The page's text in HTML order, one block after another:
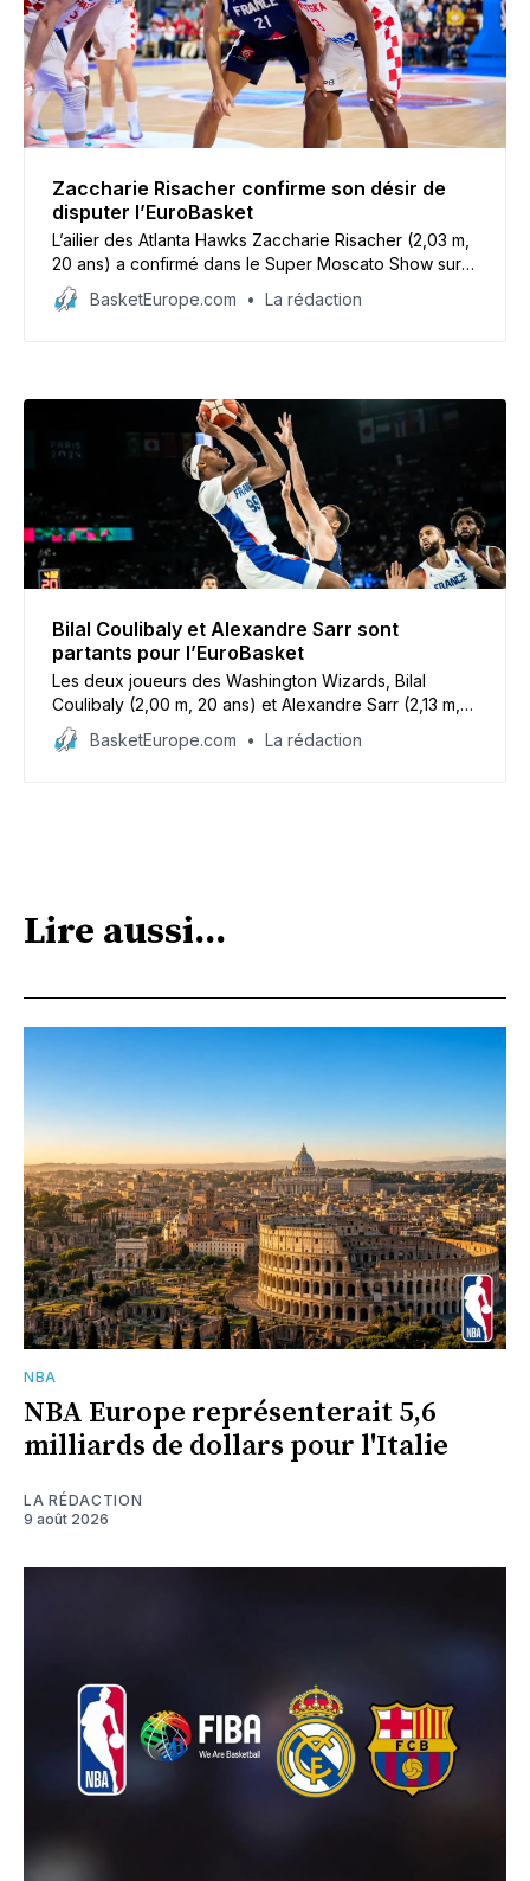
Zaccharie Risacher confirme son désir de
disputer l’EuroBasket
L’ailier des Atlanta Hawks Zaccharie Risacher (2,03 m,
20 ans) a confirmé dans le Super Moscato Show sur
RMC qu’il est à la disposition de l’équipe de France
pour l’EuroBasket.
BasketEurope.com La rédaction
Bilal Coulibaly et Alexandre Sarr sont
partants pour l’EuroBasket
Les deux joueurs des Washington Wizards, Bilal
Coulibaly (2,00 m, 20 ans) et Alexandre Sarr (2,13 m,
20 ans), sont prêts à disputer l’EuroBasket de cet été
avec l’équipe de France.
BasketEurope.com La rédaction
Lire aussi...
NBA
NBA Europe représenterait 5,6
milliards de dollars pour l'Italie
LA RÉDACTION
9 août 2026